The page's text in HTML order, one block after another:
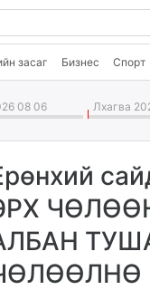
засаг Бизнес Спорт
08 06 Лхагва